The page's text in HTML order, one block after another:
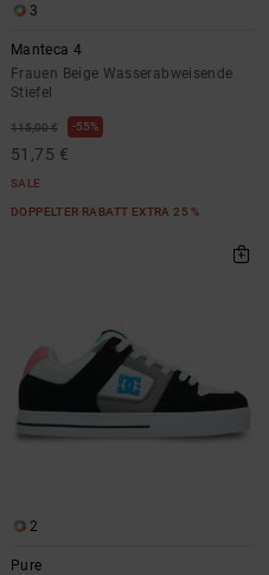
3
Manteca 4
Frauen Beige Wasserabweisende
Stiefel
115,00 € 55%
51,75 €
SALE
DOPPELTER RABATT EXTRA 25 %
2
Pure